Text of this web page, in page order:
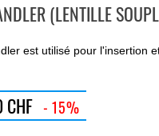
(LENTILLE
est utilisé pour l'insertion
- 15%